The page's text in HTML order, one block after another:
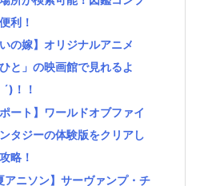
利！
いの嫁】オリジナルアニメ
ひと」の映画館で見れるよ
！！
ポート】ワールドオブファイ
タジーの体験版をクリアし
略！
アニソン】サーヴァンプ・チ